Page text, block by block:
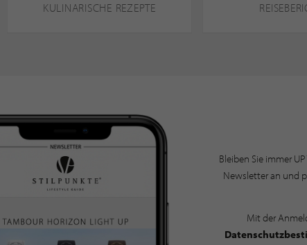
KULINARISCHE REZEPTE
Bleiben Sie immer
Newsletter an und
Mit der